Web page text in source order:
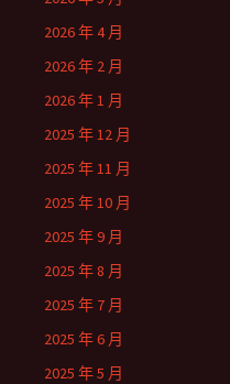
2026 年 4 月
2026 年 2 月
2026 年 1 月
2025 年 12 月
2025 年 11 月
2025 年 10 月
2025 年 9 月
2025 年 8 月
2025 年 7 月
2025 年 6 月
2025 年 5 月